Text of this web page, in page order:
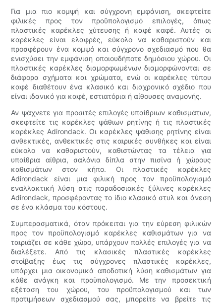
Για μια πιο κομψή και σύγχρονη εμφάνιση, σκεφτείτε
φιλικές προς τον προϋπολογισμό επιλογές, όπως
πλαστικές καρέκλες χύτευσης ή καφέ καφέ. Αυτές οι
καρέκλες είναι ελαφρές, εύκολο να καθαριστούν και
προσφέρουν ένα κομψό και σύγχρονο σχεδιασμό που θα
ενισχύσει την εμφάνιση οποιουδήποτε δημόσιου χώρου. Οι
πλαστικές καρέκλες διαμορφωμένων διαμορφώνονται σε
διάφορα σχήματα και χρώματα, ενώ οι καρέκλες τύπου
καφέ διαθέτουν ένα κλασικό και διαχρονικό σχέδιο που
είναι ιδανικό για καφέ, εστιατόρια ή αίθουσες αναμονής.
Αν ψάχνετε για προσιτές επιλογές υπαίθριων καθισμάτων,
σκεφτείτε τις καρέκλες ψάθιων ρητίνης ή τις πλαστικές
καρέκλες Adirondack. Οι καρέκλες ψάθισης ρητίνης είναι
ανθεκτικές, ανθεκτικές στις καιρικές συνθήκες και είναι
εύκολο να καθαριστούν, καθιστώντας τα τέλεια για
υπαίθρια αίθρια, σαλόνια δίπλα στην πισίνα ή χώρους
καθισμάτων στον κήπο. Οι πλαστικές καρέκλες
Adirondack είναι μια φιλική προς τον προϋπολογισμό
εναλλακτική λύση στις παραδοσιακές ξύλινες καρέκλες
Adirondack, προσφέροντας το ίδιο κλασικό στυλ και άνεση
σε ένα κλάσμα του κόστους.
Συμπερασματικά, όταν πρόκειται για την εύρεση φιλικών
προς τον προϋπολογισμό καρέκλες καθισμάτων για να
ταιριάζει σε κάθε χώρο, υπάρχουν πολλές επιλογές για να
διαλέξετε. Από τις κλασικές πλαστικές καρέκλες
στοίβαξης έως τις σύγχρονες πλαστικές καρέκλες,
υπάρχει μια οικονομικά αποδοτική λύση καθισμάτων για
κάθε ανάγκη και προϋπολογισμό. Με την προσεκτική
εξέταση του χώρου, του προϋπολογισμού και των
προτιμήσεων σχεδιασμού σας, μπορείτε να βρείτε τις